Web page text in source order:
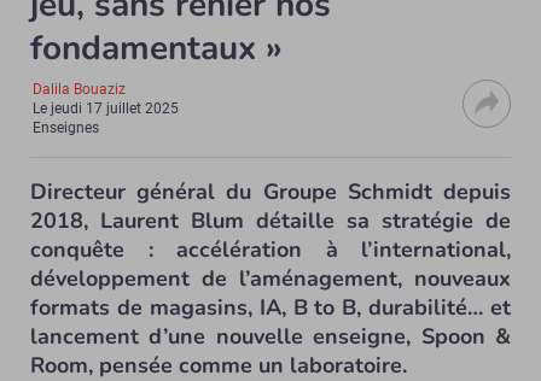
fondamentaux »
Dalila Bouaziz
Le jeudi 17 juillet 2025
Enseignes
Directeur général du Groupe Schmidt depuis
2018, Laurent Blum détaille sa stratégie de
conquête : accélération à l’international,
développement de l’aménagement, nouveaux
formats de magasins, IA, B to B, durabilité… et
lancement d’une nouvelle enseigne, Spoon &
Room, pensée comme un laboratoire.